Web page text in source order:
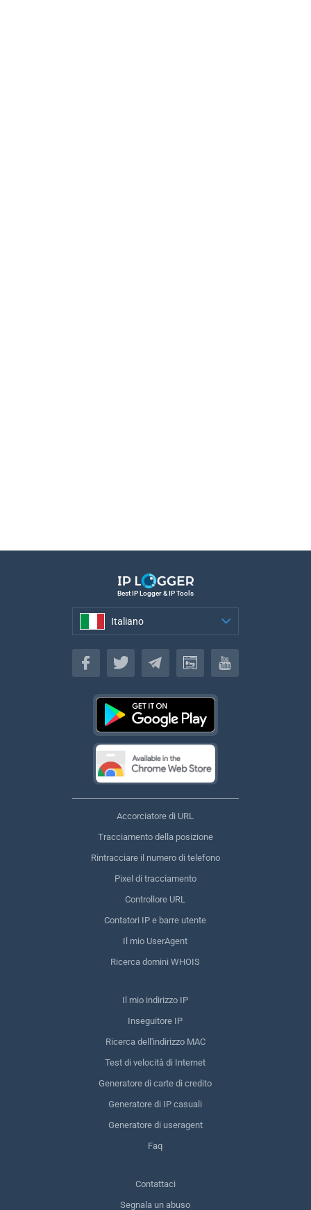
Best IP Logger & IP Tools
Italiano
Italiano
Accorciatore di URL
Tracciamento della posizione
Rintracciare il numero di telefono
Pixel di tracciamento
Controllore URL
Contatori IP e barre utente
Il mio UserAgent
Ricerca domini WHOIS
Il mio indirizzo IP
Inseguitore IP
Ricerca dell'indirizzo MAC
Test di velocità di Internet
Generatore di carte di credito
Generatore di IP casuali
Generatore di useragent
Faq
Contattaci
Segnala un abuso